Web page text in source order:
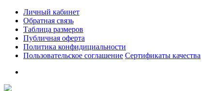
Личный кабинет
Обратная связь
Таблица размеров
Публичная оферта
Политика конфидициальности
Пользовательское соглашение Сертификаты качества